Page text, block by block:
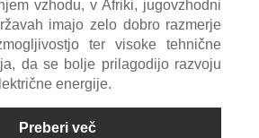
vzhodu, v Afriki, jugovzhodni
imajo zelo dobro razmerje
ter visoke tehnične
da se bolje prilagodijo razvoju
energije.
Preberi več